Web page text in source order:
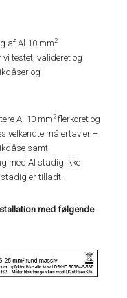
af Al 10 mm2
testet, valideret og
og
Al 10 mm2flerkoret og
velkendte målertavler –
samt
med Al stadig ikke
stadig er tilladt.
med følgende